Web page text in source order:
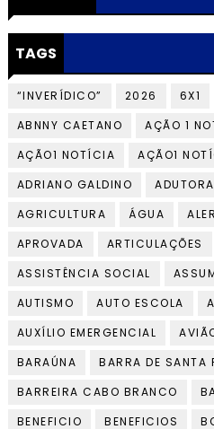
TAGS
“INVERÍDICO” 2026 6X1
ABNNY CAETANO
AÇÃO 1
AÇÃO1 NOTÍCIA
AÇÃO1
ADRIANO GALDINO
ADUTORA
AGRICULTURA
ÁGUA
APROVADA
ARTICULAÇÕES
ASSISTÊNCIA SOCIAL
AUTISMO
AUTO ESCOLA
AUXÍLIO EMERGENCIAL
BARAÚNA
BARRA DE SANTA
BARREIRA CABO BRANCO
BENEFICIO
BENEFICIOS